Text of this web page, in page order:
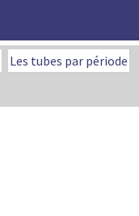
Les tubes par période